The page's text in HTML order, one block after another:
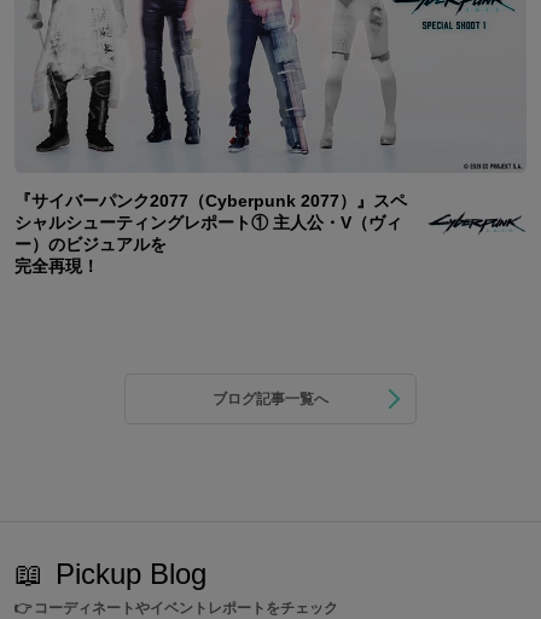
『サイバーパンク2077（Cyberpunk 2077）』スペ
シャルシューティングレポート① 主人公・V（ヴィ
ー）のビジュアルを
完全再現！
ブログ記事一覧へ
📖 Pickup Blog
👉 コーディネートやイベントレポートをチェック